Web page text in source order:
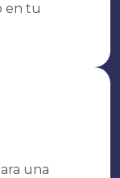
en tu
una